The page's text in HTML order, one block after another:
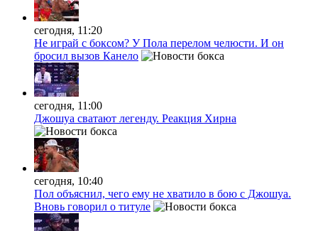
сегодня, 11:20
Не играй с боксом? У Пола перелом челюсти. И он
бросил вызов Канело
сегодня, 11:00
Джошуа сватают легенду. Реакция Хирна
сегодня, 10:40
Пол объяснил, чего ему не хватило в бою с Джошуа.
Вновь говорил о титуле